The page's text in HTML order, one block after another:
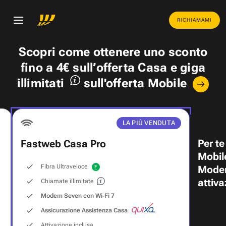
RICHIAMAMI
Scopri come ottenere uno sconto
fino a 4€ sull’offerta Casa egiga
illimitati
sull'offerta Mobile
LA PIÙ VENDUTA
Fastweb Casa Pro
Fibra Ultraveloce
Chiamate illimitate
Modem Seven con Wi‑Fi 7
Assicurazione Assistenza Casa
Per